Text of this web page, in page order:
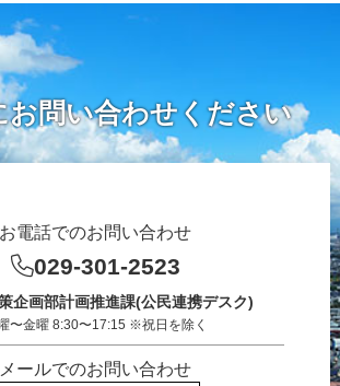
お問い合わせください
お電話でのお問い合わせ
029-301-2523
企画部計画推進課(公民連携デスク)
〜金曜 8:30〜17:15 ※祝日を除く
メールでのお問い合わせ